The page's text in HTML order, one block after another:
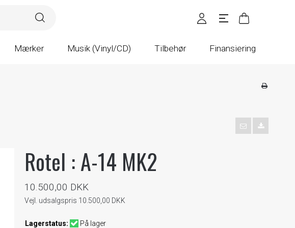
Mærker Musik (Vinyl/CD) Tilbehør Finansiering
Rotel : A-14 MK2
10.500,00 DKK
Vejl. udsalgspris 10.500,00 DKK
Lagerstatus: På lager